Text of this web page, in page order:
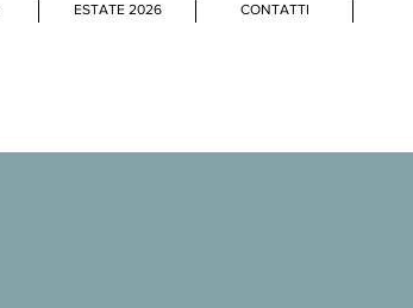
ESTATE 2026 CONTATTI